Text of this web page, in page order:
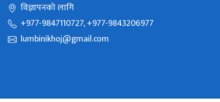
विज्ञापनको लागि
+977-9847110727, +977-9843206977
lumbinikhoj@gmail.com